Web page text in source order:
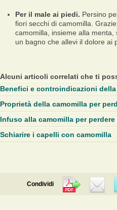
Per il male ai piedi. Persino
fiori secchi di camomilla.
camomilla, insieme alla
un bagno che allevi il dolore ai
Alcuni articoli correlati che ti
Benefici e controindicazioni
Proprietà della camomilla per
Infuso alla camomilla per perdere
Schiarire i capelli con camomilla
Condividi